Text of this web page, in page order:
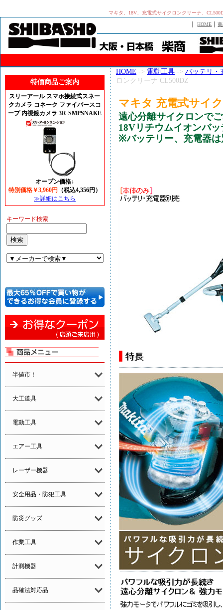
マキタ、18V、充電式サイクロンクリーナ、
｜HOME ｜
特価商品ご案内
スリーアール スマホ接続式スネー
クカメラ コネーク ファイバースコ
ープ 内視鏡カメラ 3R-SMPSNAKE
オープン価格↓
特別価格￥3,960円
（税込4,356円）
≫詳細はこちら
キーワード検索
半値市！
大工道具
電動工具
エアー工具
レーザー機器
安全用品・防犯工具
防災グッズ
作業工具
計測機器
品確法対応品
HOME -> 電動工具 -> バッテリ・
ロンクリーナ CL500DZ
マキタ 充電式サイ
遠心分離サイクロンで
18Vリチウムイオンバ
※バッテリー、充電器は